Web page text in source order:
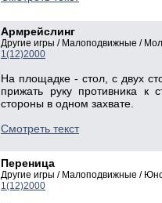
Армрейслинг
Другие игры / Малоподвижные /
1(12)2000
На площадке - стол, с двух
прижать руку противника к
стороны в одном захвате.
Смотреть текст
Переница
Другие игры / Малоподвижные /
1(12)2000